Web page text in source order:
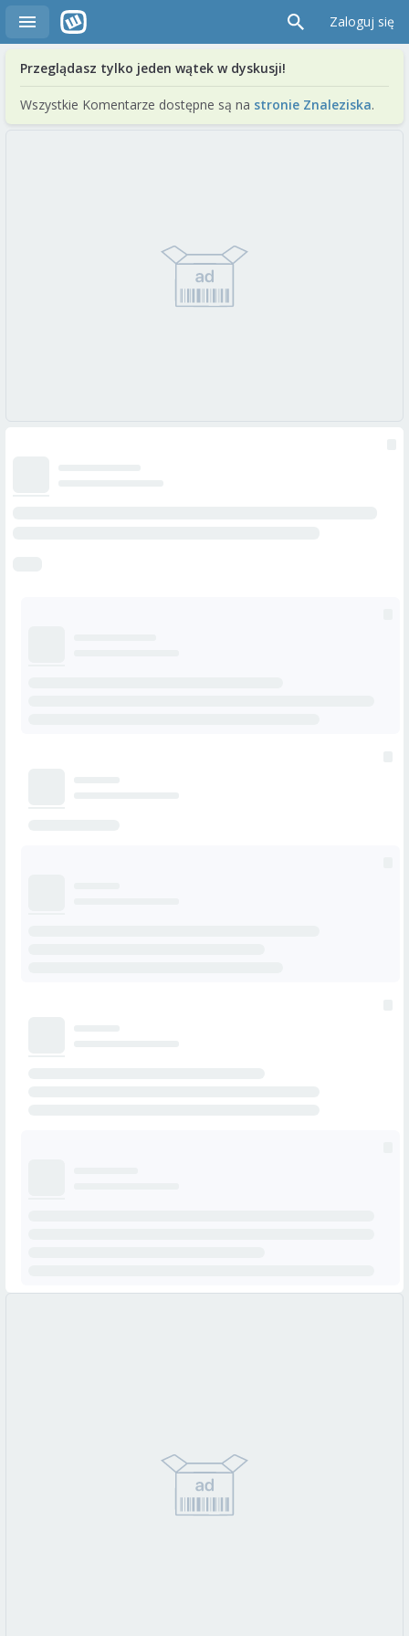
Zaloguj się
Przeglądasz tylko jeden wątek w dyskusji!
Wszystkie Komentarze dostępne są na stronie Znaleziska.